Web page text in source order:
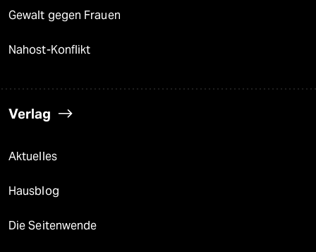
Gewalt gegen Frauen
Nahost-Konflikt
Verlag
Aktuelles
Hausblog
Die Seitenwende